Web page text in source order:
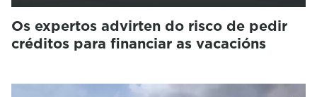
Os expertos advirten do risco de pedir
créditos para financiar as vacacións